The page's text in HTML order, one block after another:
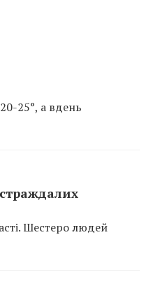
25°, а вдень
Шестеро людей